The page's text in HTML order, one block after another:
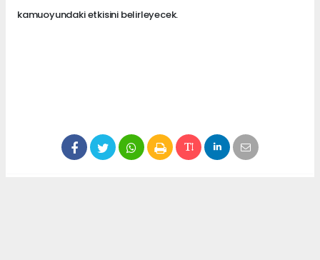
kamuoyundaki etkisini belirleyecek.